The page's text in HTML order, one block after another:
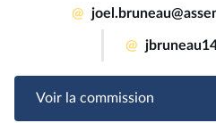
@
@
Voir la commission